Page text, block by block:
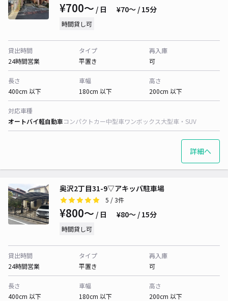
¥700〜 / 日 ¥70〜 / 15分
時間貸し可
貸出時間
24時間営業
タイプ
平置き
再入庫
可
長さ
400cm 以下
車幅
180cm 以下
高さ
200cm 以下
対応車種
オートバイ軽自動車コンパクトカー中型車ワンボックス大型車・SUV
詳細へ
奥沢2丁目31-9▽アキッパ駐車場
5 / 3件
¥800〜 / 日 ¥80〜 / 15分
時間貸し可
貸出時間
24時間営業
タイプ
平置き
再入庫
可
長さ
400cm 以下
車幅
180cm 以下
高さ
200cm 以下